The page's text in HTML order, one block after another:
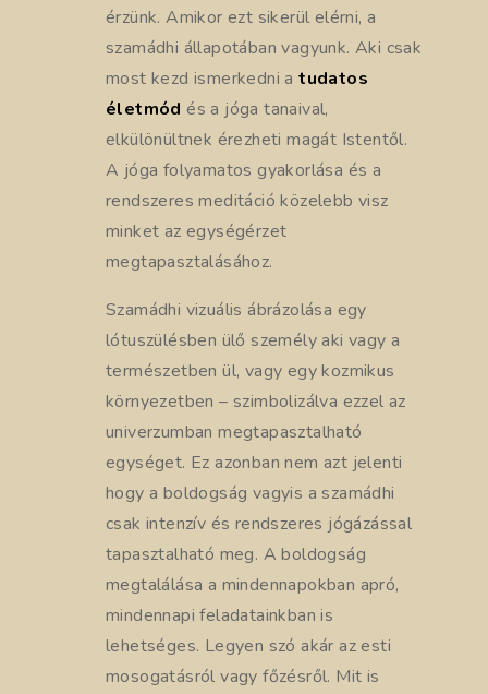
érzünk. Amikor ezt sikerül elérni, a
szamádhi állapotában vagyunk. Aki csak
most kezd ismerkedni atudatos
életmód és a jóga tanaival,
elkülönültnek érezheti magát Istentől.
A jóga folyamatos gyakorlása és a
rendszeres meditáció közelebb visz
minket az egységérzet
megtapasztalásához.
Szamádhi vizuális ábrázolása egy
lótuszülésben ülő személy aki vagy a
természetben ül, vagy egy kozmikus
környezetben – szimbolizálva ezzel az
univerzumban megtapasztalható
egységet. Ez azonban nem azt jelenti
hogy a boldogság vagyis a szamádhi
csak intenzív és rendszeres jógázással
tapasztalható meg. A boldogság
megtalálása a mindennapokban apró,
mindennapi feladatainkban is
lehetséges. Legyen szó akár az esti
mosogatásról vagy főzésről. Mit is